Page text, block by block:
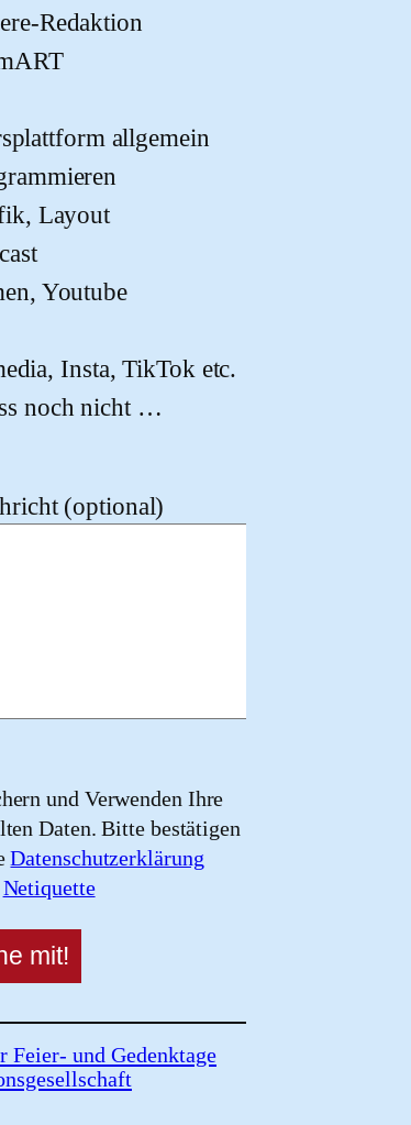
Redaktion
allgemein
Layout
Youtube
Insta, TikTok etc.
noch nicht …
(optional)
und Verwenden Ihre
Daten. Bitte bestätigen
Datenschutzerklärung
Netiquette
Feier- und Gedenktage